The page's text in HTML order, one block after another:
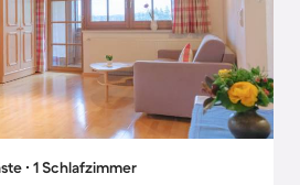
∙ 1 Schlafzimmer